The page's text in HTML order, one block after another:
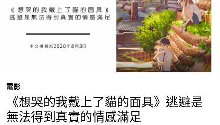
電影
《想哭的我戴上了貓的面具》逃避是
無法得到真實的情感滿足